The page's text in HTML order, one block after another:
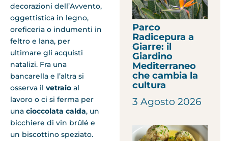
decorazioni dell’Avvento,
oggettistica in legno,
oreficeria o indumenti in
feltro e lana, per
ultimare gli acquisti
natalizi. Fra una
bancarella e l’altra si
osserva il vetraio al
lavoro o ci si ferma per
una cioccolata calda, un
bicchiere di vin brûlé e
un biscottino speziato.
Parco
Radicepura a
Giarre: il
Giardino
Mediterraneo
che cambia la
cultura
3 Agosto 2026